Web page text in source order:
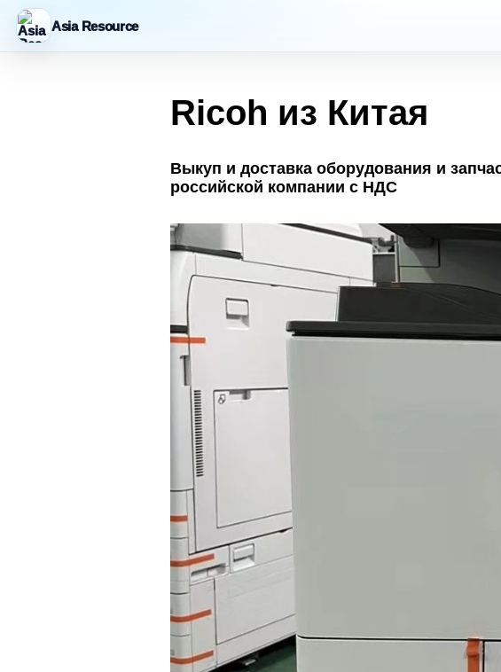
Asia Resource
Ricoh из Китая
Выкуп и доставка оборудования и
российской компании с НДС